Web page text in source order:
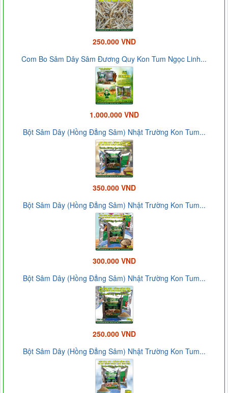
250.000 VND
Com Bo Sâm Dây Sâm Đương Quy Kon Tum Ngọc Linh...
1.000.000 VND
Bột Sâm Dây (Hồng Đẳng Sâm) Nhật Trường Kon Tum...
350.000 VND
Bột Sâm Dây (Hồng Đẳng Sâm) Nhật Trường Kon Tum...
300.000 VND
Bột Sâm Dây (Hồng Đẳng Sâm) Nhật Trường Kon Tum...
250.000 VND
Bột Sâm Dây (Hồng Đẳng Sâm) Nhật Trường Kon Tum...